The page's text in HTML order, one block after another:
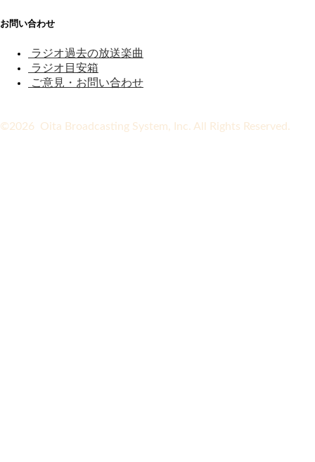
お問い合わせ
ラジオ過去の放送楽曲
ラジオ目安箱
ご意見・お問い合わせ
©2026 Oita Broadcasting System, Inc. All Rights Reserved.